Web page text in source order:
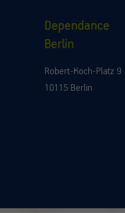
Dependance
Berlin
Robert-Koch-Platz 9
10115 Berlin